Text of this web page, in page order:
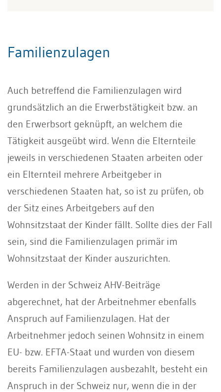
Familienzulagen
Auch betreffend die Familienzulagen wird
grundsätzlich an die Erwerbstätigkeit bzw. an
den Erwerbsort geknüpft, an welchem die
Tätigkeit ausgeübt wird. Wenn die Elternteile
jeweils in verschiedenen Staaten arbeiten oder
ein Elternteil mehrere Arbeitgeber in
verschiedenen Staaten hat, so ist zu prüfen, ob
der Sitz eines Arbeitgebers auf den
Wohnsitzstaat der Kinder fällt. Sollte dies der Fall
sein, sind die Familienzulagen primär im
Wohnsitzstaat der Kinder auszurichten.
Werden in der Schweiz AHV-Beiträge
abgerechnet, hat der Arbeitnehmer ebenfalls
Anspruch auf Familienzulagen. Hat der
Arbeitnehmer jedoch seinen Wohnsitz in einem
EU- bzw. EFTA-Staat und wurden von diesem
bereits Familienzulagen ausbezahlt, besteht ein
Anspruch in der Schweiz nur, wenn die in der